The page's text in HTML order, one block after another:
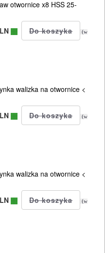
otwornice x8 HSS 25-
(w
walizka na otwornice <
(w
walizka na otwornice <
(w